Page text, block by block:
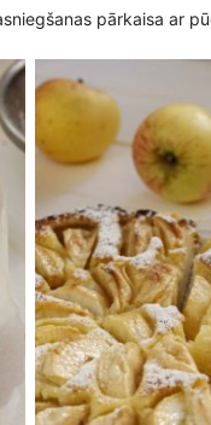
pārkaisa ar